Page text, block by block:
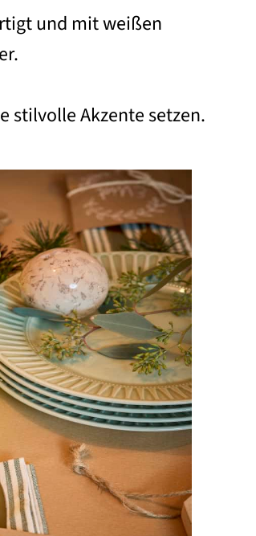
und mit weißen
stilvolle Akzente setzen.